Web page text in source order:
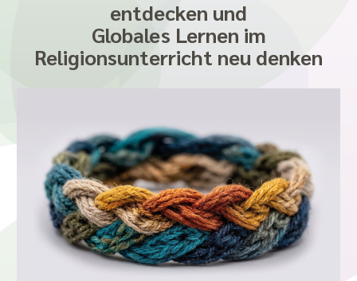
entdecken und
Globales Lernen im
Religionsunterricht neu denken